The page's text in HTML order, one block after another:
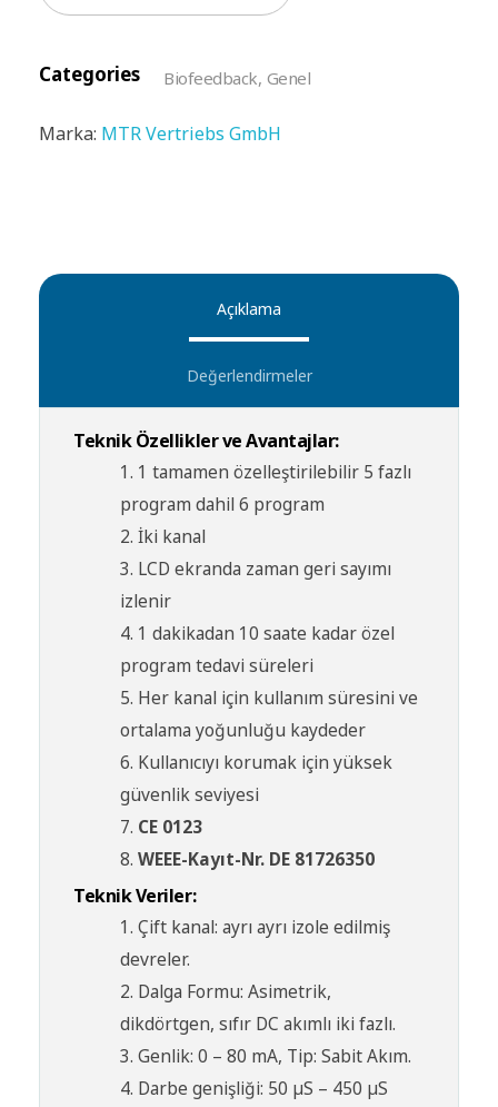
Categories Biofeedback, Genel
Marka: MTR Vertriebs GmbH
Açıklama
Değerlendirmeler
Teknik Özellikler ve Avantajlar:
1 tamamen özelleştirilebilir 5 fazlı
program dahil 6 program
İki kanal
LCD ekranda zaman geri sayımı
izlenir
1 dakikadan 10 saate kadar özel
program tedavi süreleri
Her kanal için kullanım süresini ve
ortalama yoğunluğu kaydeder
Kullanıcıyı korumak için yüksek
güvenlik seviyesi
CE 0123
WEEE-Kayıt-Nr. DE 81726350
Teknik Veriler:
Çift kanal: ayrı ayrı izole edilmiş
devreler.
Dalga Formu: Asimetrik,
dikdörtgen, sıfır DC akımlı iki fazlı.
Genlik: 0 – 80 mA, Tip: Sabit Akım.
Darbe genişliği: 50 µS – 450 µS